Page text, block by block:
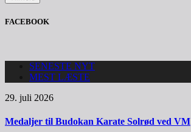
FACEBOOK
SENESTE NYT
MEST LÆSTE
29. juli 2026
Medaljer til Budokan Karate Solrød ved VM